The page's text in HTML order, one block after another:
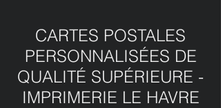
CARTES POSTALES
PERSONNALISÉES DE
QUALITÉ SUPÉRIEURE -
IMPRIMERIE LE HAVRE